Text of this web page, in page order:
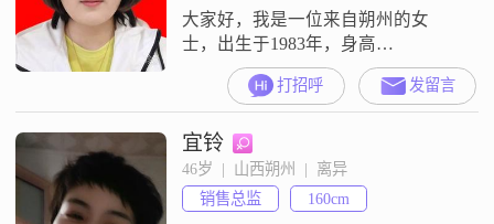
大家好，我是一位来自朔州的女
士，出生于1983年，身高
163cm##3002##我在工作中努力追求
事业成就，目前月收入在5001到
8000元之间##3002##我拥有大专学
历，在工作中积累了不少经验
##3002##我性格独立自信，非常注
重安全感##3002##在我看来，信任
和包容是人际关系的基石，互相尊
打招呼 发留言
宜铃
46岁  |  山西朔州  |  离异
销售总监
160cm